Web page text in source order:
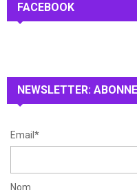
h
:
FACEBOOK
NEWSLETTER:
Email*
Nom